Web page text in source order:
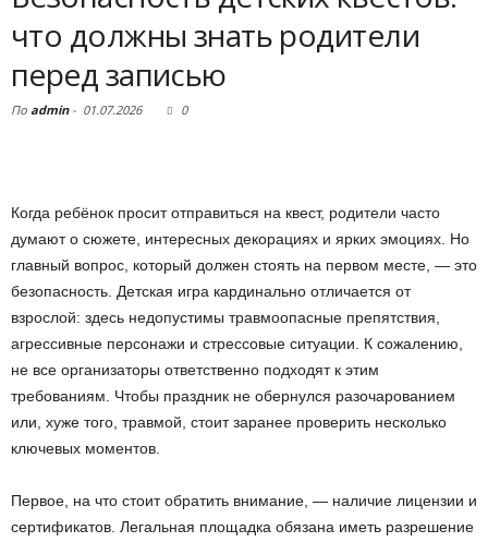
что должны знать родители
перед записью
По admin- 01.07.2026 0
Когда ребёнок просит отправиться на квест, родители часто
думают о сюжете, интересных декорациях и ярких эмоциях. Но
главный вопрос, который должен стоять на первом месте, — это
безопасность. Детская игра кардинально отличается от
взрослой: здесь недопустимы травмоопасные препятствия,
агрессивные персонажи и стрессовые ситуации. К сожалению,
не все организаторы ответственно подходят к этим
требованиям. Чтобы праздник не обернулся разочарованием
или, хуже того, травмой, стоит заранее проверить несколько
ключевых моментов.
Первое, на что стоит обратить внимание, — наличие лицензии и
сертификатов. Легальная площадка обязана иметь разрешение